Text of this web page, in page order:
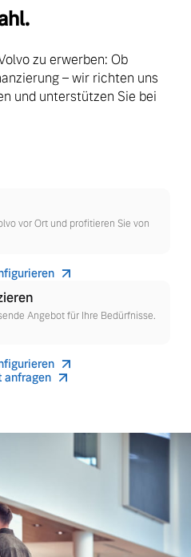
kennenlernen
zu erwerben: Ob
– wir richten uns
und unterstützen Sie bei
vor Ort und profitieren Sie von
Angebot für Ihre Bedürfnisse.
anfragen